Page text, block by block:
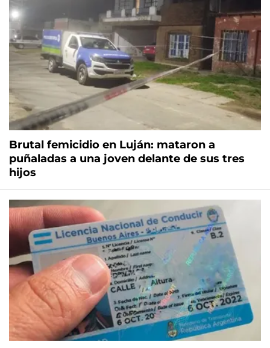
Brutal femicidio en Luján: mataron a
puñaladas a una joven delante de sus tres
hijos